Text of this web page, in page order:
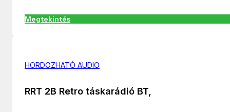
Megtekintés
HORDOZHATÓ AUDIO
RRT 2B Retro táskarádió BT,